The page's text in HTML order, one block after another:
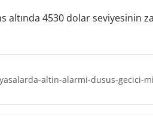
altında 4530 dolar seviyesinin
altin-alarmi-dusus-gecici-